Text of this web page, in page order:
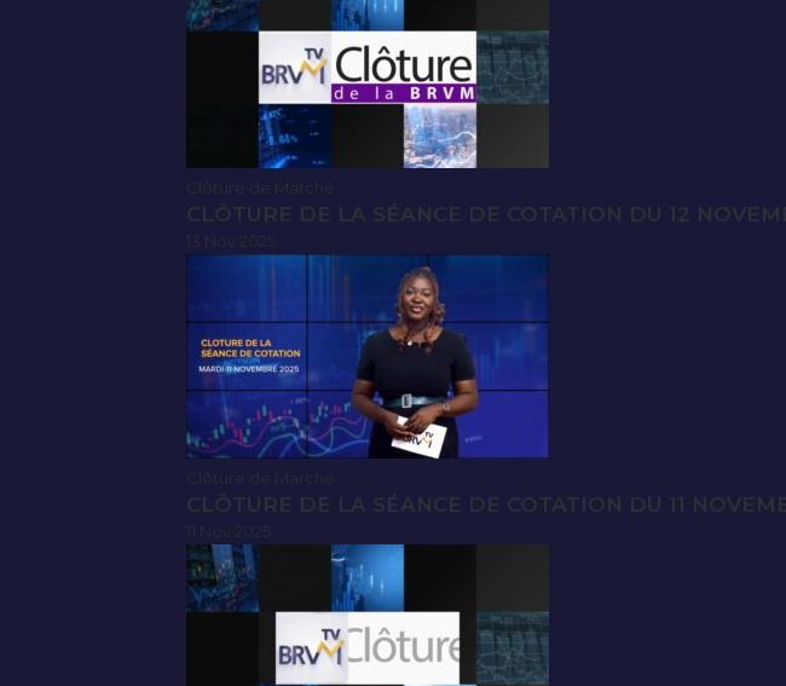
CLÔTURE DE LA SÉANCE DE COTATION DU 12
CLÔTURE DE LA SÉANCE DE COTATION DU 11